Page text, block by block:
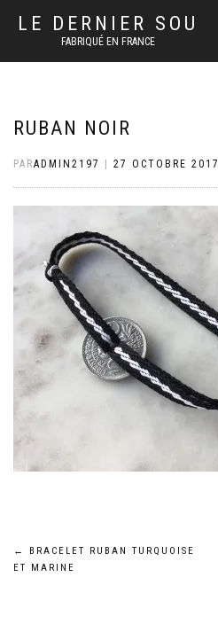
LE DERNIER SOU
FABRIQUÉ EN FRANCE
RUBAN NOIR
PARADMIN2197 27 OCTOBRE 2017
Navigation
←
BRACELET RUBAN TURQUOISE
ET MARINE